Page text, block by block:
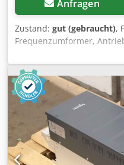
Anfragen
Zustand: gut (gebraucht),
Frequenzumformer,
Variable Speed Drive -
Ausgang -Ausgang: Hertz
Umformer vorhanden -
300/225/H120 mm